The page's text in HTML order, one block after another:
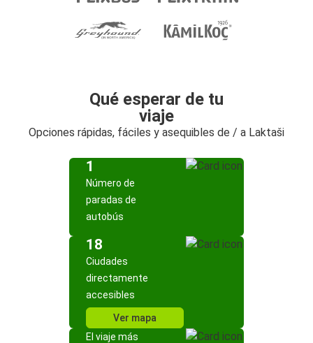
Qué esperar de tu
viaje
Opciones rápidas, fáciles y asequibles de / a Laktaši
1
Número de
paradas de
autobús
18
Ciudades
directamente
accesibles
Ver mapa
El viaje más